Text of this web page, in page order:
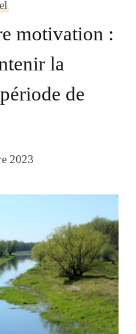
motivation :
la
de
2023